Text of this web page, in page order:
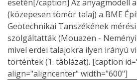
esetén[/caption] Az anyagmodell
(közepesen tömör talaj) a BME
Geotechnikai Tanszékének
szolgáltatták (Mouazen -
mivel erdei talajokra ilyen irányú
történtek (1. táblázat). [caption
align="aligncenter" width="600"]